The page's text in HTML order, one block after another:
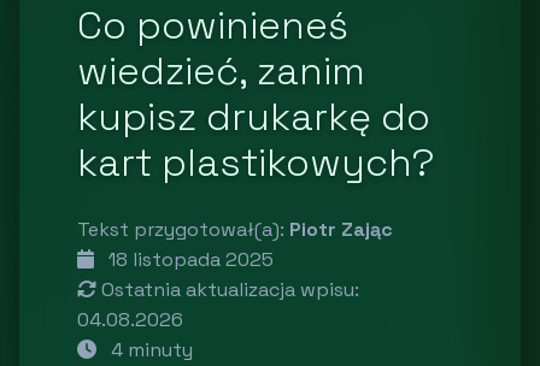
Co powinieneś
wiedzieć, zanim
kupisz drukarkę do
kart plastikowych?
Tekst przygotował(a): Piotr Zając
18 listopada 2025
Ostatnia aktualizacja wpisu:
04.08.2026
4 minuty